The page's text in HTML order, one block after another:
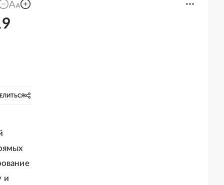
и